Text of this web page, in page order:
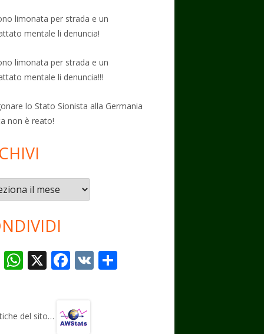
limonata per strada e un
mentale li denuncia!
limonata per strada e un
mentale li denuncia!!!
lo Stato Sionista alla Germania
non è reato!
T
gr
W
s
X F
b
V
del sito…